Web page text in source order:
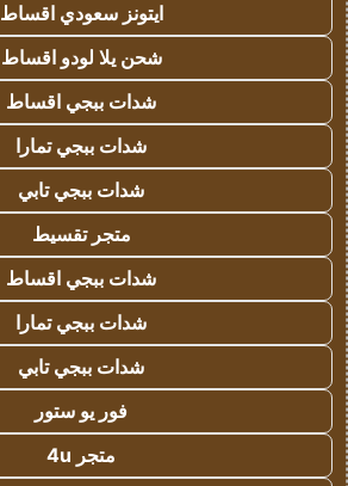
ايتونز سعودي اقساط
شحن يلا لودو اقساط
شدات ببجي اقساط
شدات ببجي تمارا
شدات ببجي تابي
متجر تقسيط
شدات ببجي اقساط
شدات ببجي تمارا
شدات ببجي تابي
فور يو ستور
متجر 4u